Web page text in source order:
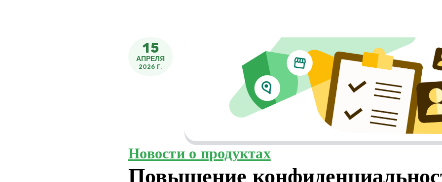
15
АПРЕЛЯ
2026 Г.
Новости о продуктах
Повышение